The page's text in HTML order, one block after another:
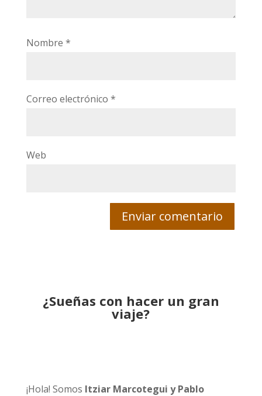
Nombre *
Correo electrónico *
Web
¿Sueñas con hacer un gran
viaje?
¡Hola! Somos Itziar Marcotegui y Pablo